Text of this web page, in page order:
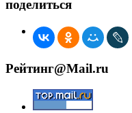
поделиться
Рейтинг@Mail.ru